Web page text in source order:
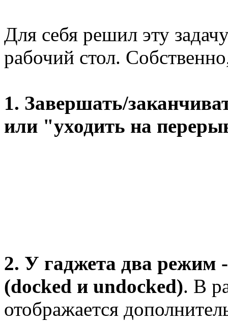
Для себя решил эту
рабочий стол.
1. Завершать/
или "уходить на
2. У гаджета два режим
(docked и undocked). В
отображается